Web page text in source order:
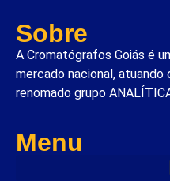
Sobre
A Cromatógrafos Goiás é
mercado nacional, atuando
renomado grupo
Menu